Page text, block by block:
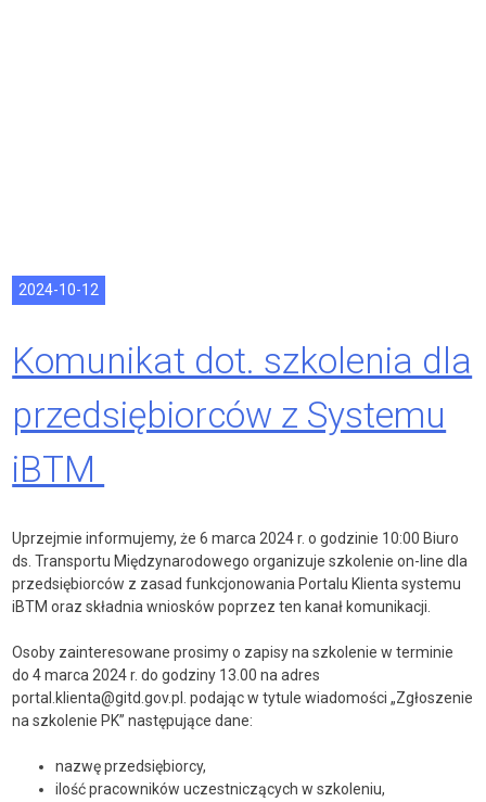
2024-10-12
Komunikat dot. szkolenia dla
przedsiębiorców z Systemu
iBTM
Uprzejmie informujemy, że 6 marca 2024 r. o godzinie 10:00 Biuro
ds. Transportu Międzynarodowego organizuje szkolenie on-line dla
przedsiębiorców z zasad funkcjonowania Portalu Klienta systemu
iBTM oraz składnia wniosków poprzez ten kanał komunikacji.
Osoby zainteresowane prosimy o zapisy na szkolenie w terminie
do 4 marca 2024 r. do godziny 13.00 na adres
portal.klienta@gitd.gov.pl. podając w tytule wiadomości „Zgłoszenie
na szkolenie PK” następujące dane:
nazwę przedsiębiorcy,
ilość pracowników uczestniczących w szkoleniu,